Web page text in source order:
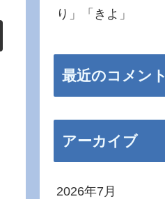
り」「きよ」
最近のコメント
アーカイブ
2026年7月